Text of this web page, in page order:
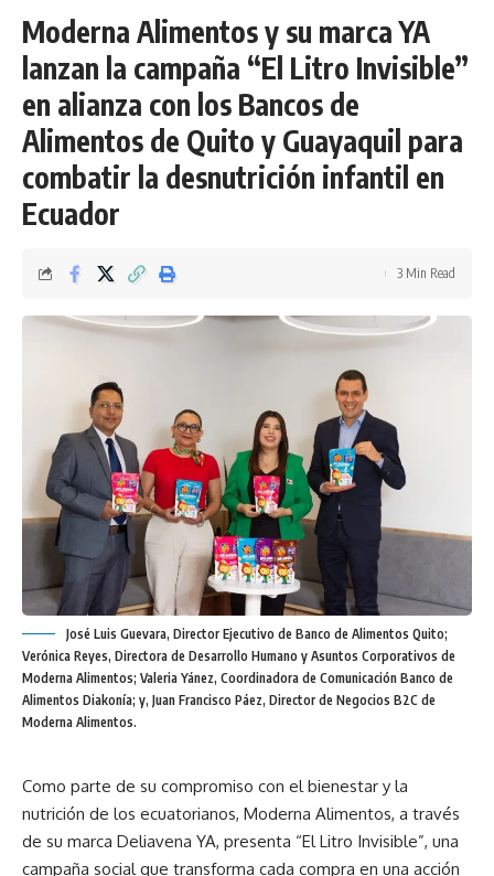
Moderna Alimentos y su marca YA
lanzan la campaña “El Litro Invisible”
en alianza con los Bancos de
Alimentos de Quito y Guayaquil para
combatir la desnutrición infantil en
Ecuador
3 Min Read
José Luis Guevara, Director Ejecutivo de Banco de Alimentos Quito;
Verónica Reyes, Directora de Desarrollo Humano y Asuntos Corporativos de
Moderna Alimentos; Valeria Yánez, Coordinadora de Comunicación Banco de
Alimentos Diakonía; y, Juan Francisco Páez, Director de Negocios B2C de
Moderna Alimentos.
Como parte de su compromiso con el bienestar y la
nutrición de los ecuatorianos, Moderna Alimentos, a través
de su marca Deliavena YA, presenta “El Litro Invisible”, una
campaña social que transforma cada compra en una acción